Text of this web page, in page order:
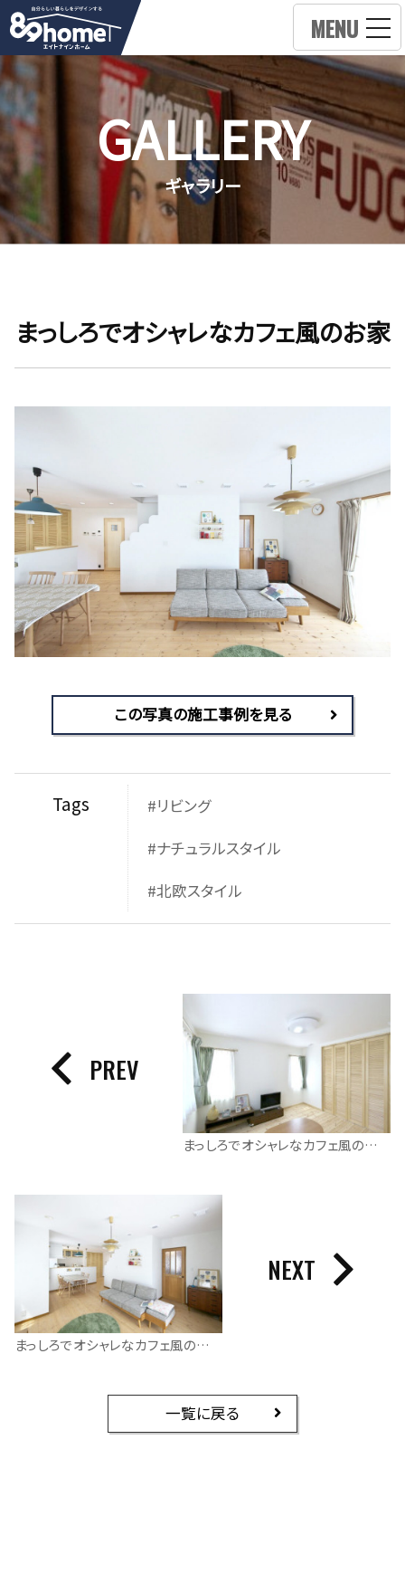
MENU
GALLERY
ギャラリー
まっしろでオシャレなカフェ風のお家
この写真の施工事例を見る
Tags
#リビング
#ナチュラルスタイル
#北欧スタイル
まっしろでオシャレなカフェ風のお家
PREV
まっしろでオシャレなカフェ風のお家
NEXT
一覧に戻る